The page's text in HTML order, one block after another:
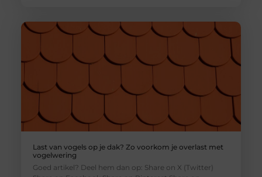
Last van vogels op je dak? Zo voorkom je overlast met
vogelwering
Goed artikel? Deel hem dan op: Share on X (Twitter)